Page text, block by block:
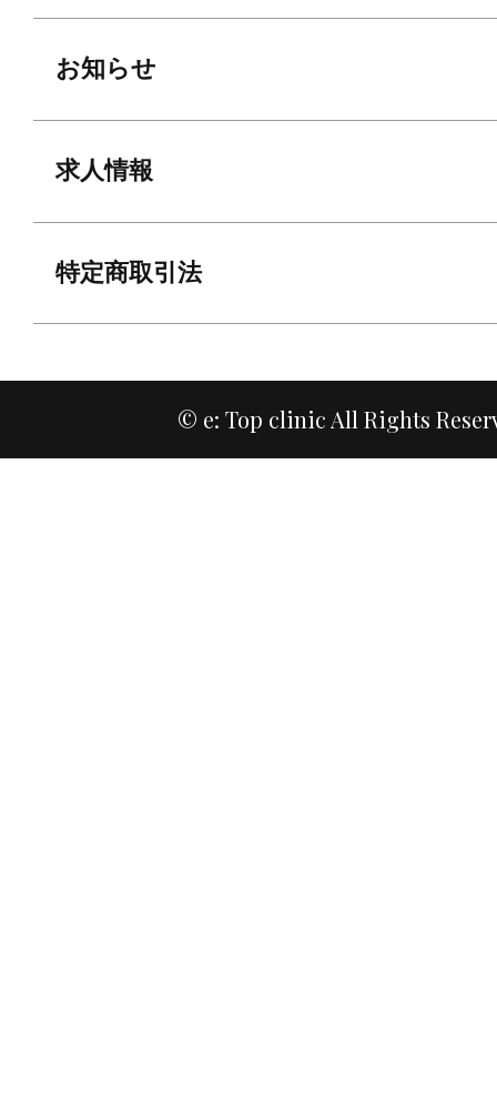
お知らせ
求人情報
特定商取引法
© e: Top clinic All Rights